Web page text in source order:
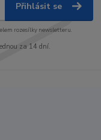
Přihlásit se
rozesílky newsletteru.
za 14 dní.